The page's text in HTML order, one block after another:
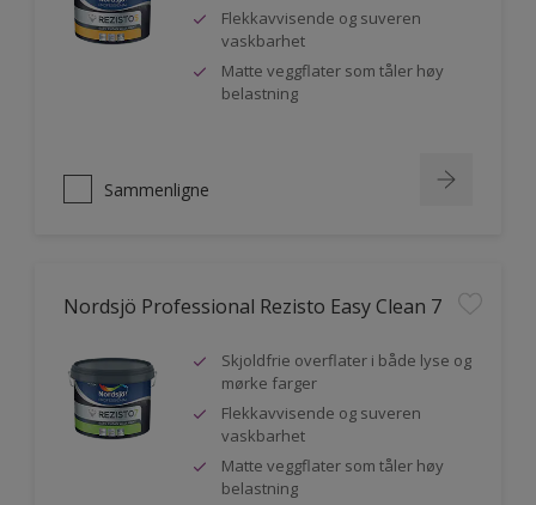
Flekkavvisende og suveren
vaskbarhet
Matte veggflater som tåler høy
belastning
Sammenligne
Nordsjö Professional Rezisto Easy Clean 7
Skjoldfrie overflater i både lyse og
mørke farger
Flekkavvisende og suveren
vaskbarhet
Matte veggflater som tåler høy
belastning